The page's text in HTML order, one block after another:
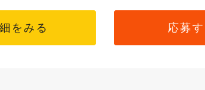
をみる 応募す